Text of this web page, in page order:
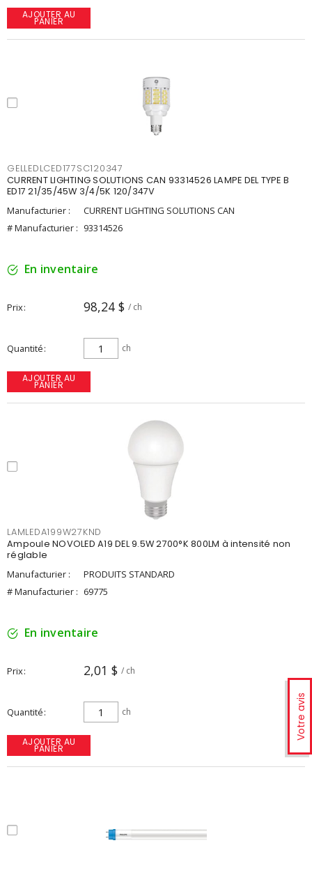
Votre avis
AJOUTER AU
PANIER
GELLEDLCED177SC120347
CURRENT LIGHTING SOLUTIONS CAN 93314526 LAMPE DEL TYPE B
ED17 21/35/45W 3/4/5K 120/347V
Manufacturier :
CURRENT LIGHTING SOLUTIONS CAN
# Manufacturier : 93314526
En inventaire
Prix 98,24 $ / ch
Quantité ch
AJOUTER AU
PANIER
LAMLEDA199W27KND
Ampoule NOVOLED A19 DEL 9.5W 2700°K 800LM à intensité non
réglable
Manufacturier :
PRODUITS STANDARD
# Manufacturier : 69775
En inventaire
Prix 2,01 $ / ch
Quantité ch
AJOUTER AU
PANIER